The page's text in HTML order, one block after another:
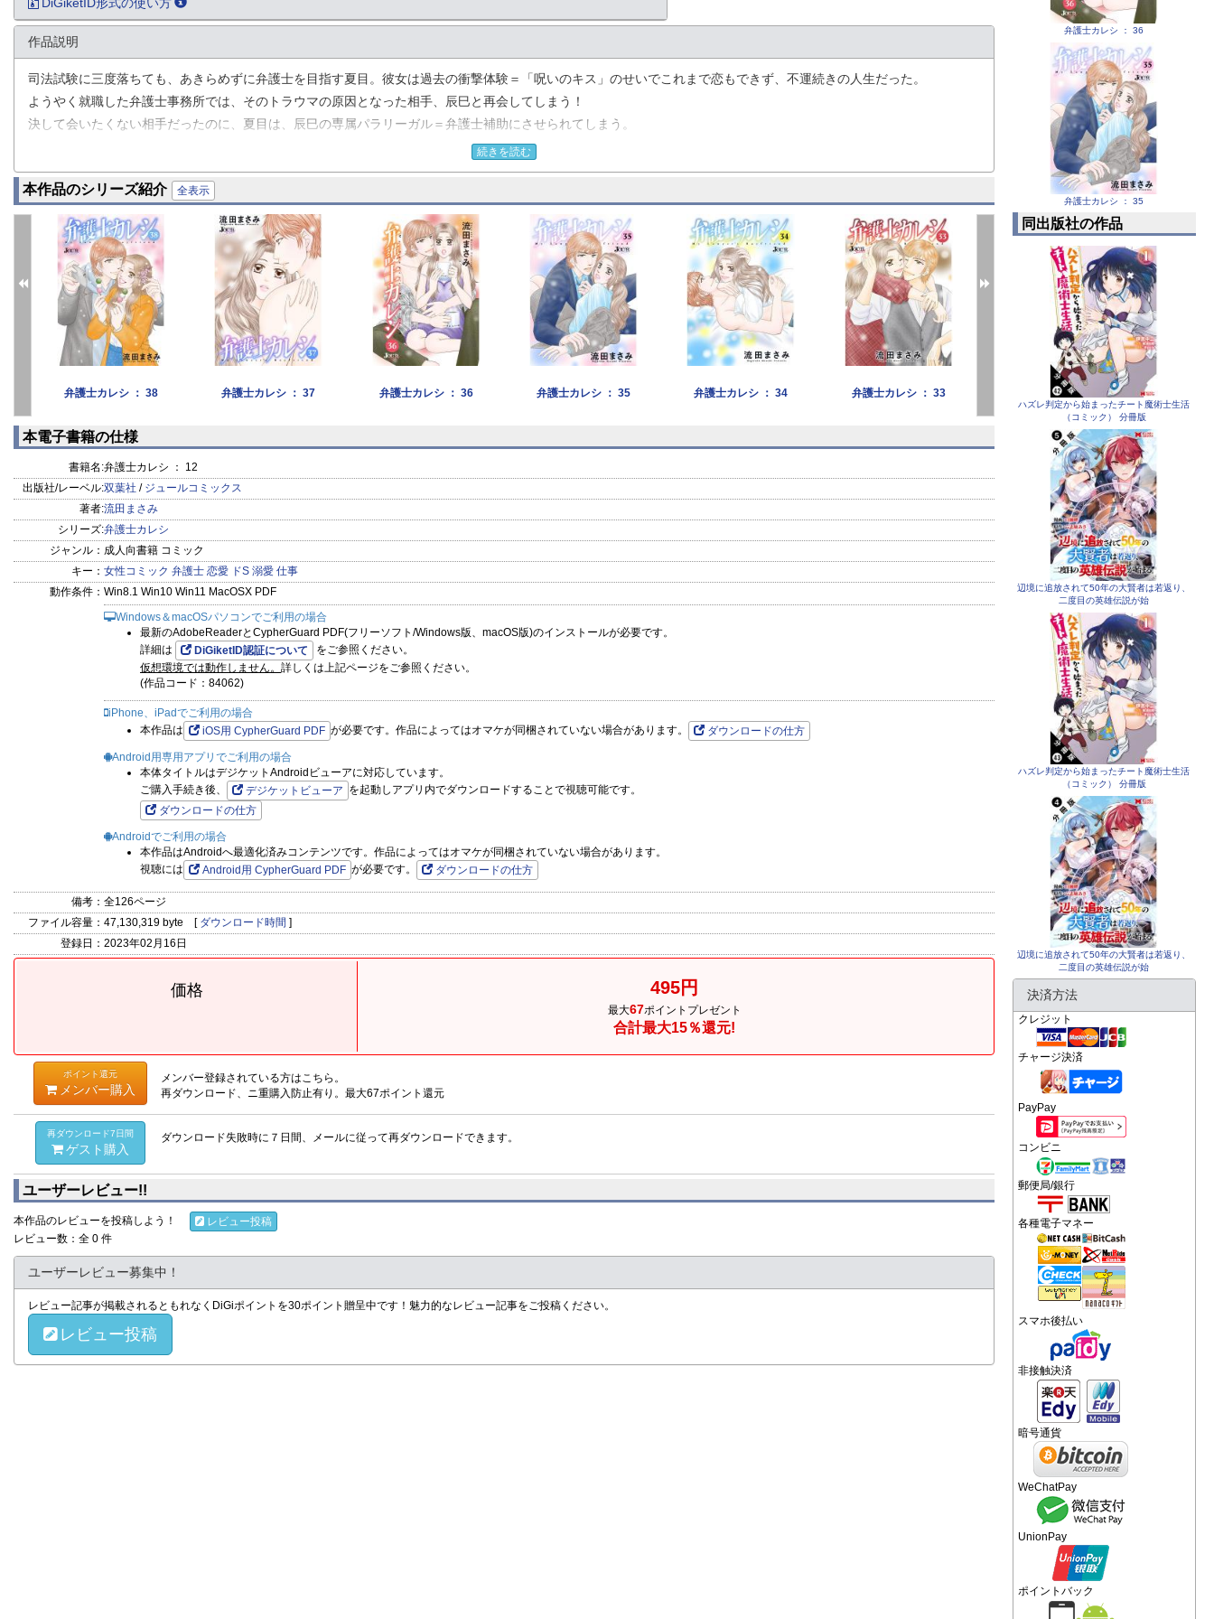
作品説明
司法試験に三度落ちても、あきらめずに弁護士を目指す夏目。彼女は過去の衝撃体験＝「呪いのキス」のせいでこれまで恋もできず、不運続きの人生だった。
ようやく就職した弁護士事務所では、そのトラウマの原因となった相手、辰巳と再会してしまう！
決して会いたくない相手だったのに、夏目は、辰巳の専属パラリーガル＝弁護士補助にさせられてしまう。
「俺はもう夏目を逃さない」「一日中、俺のことを考えて仕事しろ！」、彼の要求はどんどんエスカレートしていって。
果たして夏目は無事に弁護士になれるのか？そして辰巳との禁断の関係はどうなるのか？恋も仕事も真剣勝負のラブストーリー！
続きを読む
本作品のシリーズ紹介 全表示
弁護士カレシ ： 38 弁護士カレシ ： 37 弁護士カレシ ： 36 弁護士カレシ ： 35 弁護士カレシ ： 34 弁護士カレシ ： 33 弁護士カレシ ： 32
本電子書籍の仕様
書籍名:弁護士カレシ ： 12
出版社/レーベル:双葉社 / ジュールコミックス
著者:流田まさみ
シリーズ:弁護士カレシ
ジャンル： 成人向書籍 コミック
キー： 女性コミック 弁護士 恋愛 ドS 溺愛 仕事
動作条件： Win8.1 Win10 Win11 MacOSX PDF
Windows＆macOSパソコンでご利用の場合
最新のAdobeReaderとCypherGuard PDF(フリーソフト/Windows版、macOS版)のインストールが必要です。
詳細は
DiGiketID認証について
をご参照ください。
仮想環境では動作しません。 詳しくは上記ページをご参照ください。
(作品コード：84062)
iPhone、iPadでご利用の場合
本作品は
iOS用 CypherGuard PDF が必要です。作品によってはオマケが同梱されていない場合があります。 ダウンロードの仕方
Android用専用アプリでご利用の場合
本体タイトルはデジケットAndroidビューアに対応しています。
ご購入手続き後、
デジケットビューア を起動しアプリ内でダウンロードすることで視聴可能です。
ダウンロードの仕方
Androidでご利用の場合
本作品はAndroidへ最適化済みコンテンツです。作品によってはオマケが同梱されていない場合があります。
視聴には
Android用 CypherGuard PDF が必要です。 ダウンロードの仕方
備考： 全126ページ
ファイル容量： 47,130,319 byte [ ダウンロード時間 ]
登録日： 2023年02月16日
価格 495円
最大67ポイントプレゼント
合計最大15％還元!
ポイント還元
メンバー購入
メンバー登録されている方はこちら。
再ダウンロード、ニ重購入防止有り。最大67ポイント還元
再ダウンロード7日間
ゲスト購入
ダウンロード失敗時に７日間、メールに従って再ダウンロードできます。
ユーザーレビュー!!
本作品のレビューを投稿しよう！
レビュー投稿
レビュー数：全 0 件
ユーザーレビュー募集中！
レビュー記事が掲載されるともれなくDiGiポイントを30ポイント贈呈中です！魅力的なレビュー記事をご投稿ください。
レビュー投稿
弁護士カレシ ： 36
弁護士カレシ ： 35
同出版社の作品
ハズレ判定から始まったチート魔術士生活
（コミック） 分冊版
辺境に追放されて50年の大賢者は若返り、
二度目の英雄伝説が始
ハズレ判定から始まったチート魔術士生活
（コミック） 分冊版
辺境に追放されて50年の大賢者は若返り、
二度目の英雄伝説が始
決済方法
クレジット
チャージ決済
PayPay
コンビニ
郵便局/銀行
各種電子マネー
スマホ後払い
非接触決済
暗号通貨
WeChatPay
UnionPay
ポイントバック